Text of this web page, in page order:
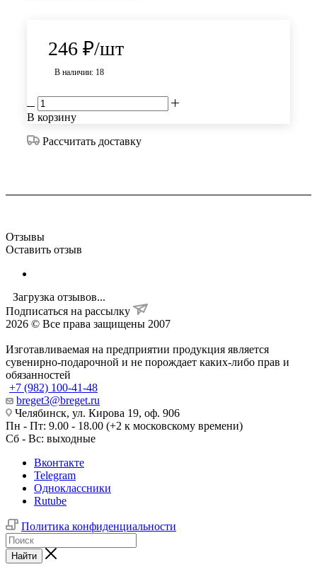
246 ₽/шт
В наличии: 18
В корзину
Рассчитать доставку
Отзывы
Оставить отзыв
Загрузка отзывов...
Подписаться на рассылку
2026 © Все права защищены 2007
Изготавливаемая на предприятии продукция является
сувенирно-подарочной и не порождает каких-либо прав и
обязанностей
+7 (982) 100-41-48
breget3@breget.ru
Челябинск, ул. Кирова 19, оф. 906
Пн - Пт: 9.00 - 18.00 (+2 к московскому времени)
Сб - Вс: выходные
Вконтакте
Telegram
Одноклассники
Rutube
Политика конфиденциальности
Найти